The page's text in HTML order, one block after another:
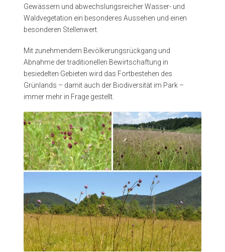
Gewässern und abwechslungsreicher Wasser- und
Waldvegetation ein besonderes Aussehen und einen
besonderen Stellenwert.
Mit zunehmendem Bevölkerungsrückgang und
Abnahme der traditionellen Bewirtschaftung in
besiedelten Gebieten wird das Fortbestehen des
Grünlands – damit auch der Biodiversität im Park –
immer mehr in Frage gestellt.